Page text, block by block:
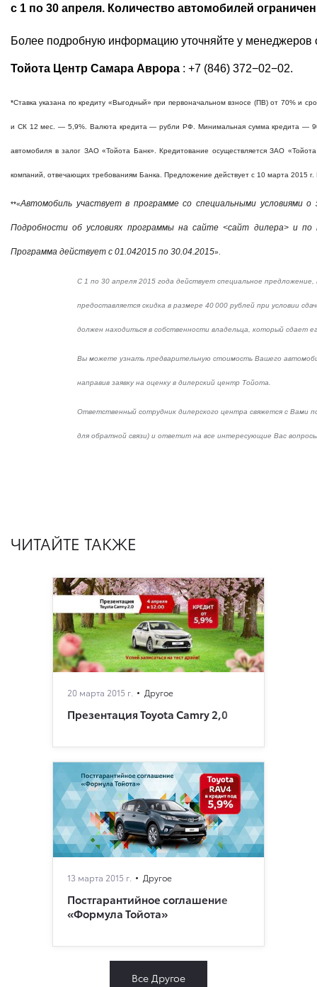
с 1 по 30 апреля. Количество автомобилей
Более подробную информацию уточняйте у менеджеров
Тойота Центр Самара Аврора : +7 (846) 372−02−02.
*Ставка указана по кредиту «Выгодный» при первоначальном взносе (ПВ) от 70% и
и СК 12 мес. — 5,9%. Валюта кредита — рубли РФ. Минимальная сумма кредита —
автомобиля в залог ЗАО «Тойота Банк». Кредитование осуществляется ЗАО
компаний, отвечающих требованиям Банка. Предложение действует с 10 марта 2015
**«Автомобиль участвует в программе со специальными условиями
Подробности об условиях программы на сайте <сайт дилера> и
Программа действует с 01.042015 по 30.04.2015».
С 1 по 30 апреля 2015 года действует специальное
предоставляется скидка в размере 40 000 рублей при условии
должен находиться в собственности владельца, который сдает
Вы можете узнать предварительную стоимость Вашего
направив заявку на оценку в дилерский центр Тойота.
Ответственный сотрудник дилерского центра свяжется с Вами
для обратной связи) и ответит на все интересующие Вас
ЧИТАЙТЕ ТАКЖЕ
20 марта 2015 г. Другое
Презентация Toyota Camry 2,0
13 марта 2015 г. Другое
Постгарантийное соглашение
«Формула Тойота»
Все Другое